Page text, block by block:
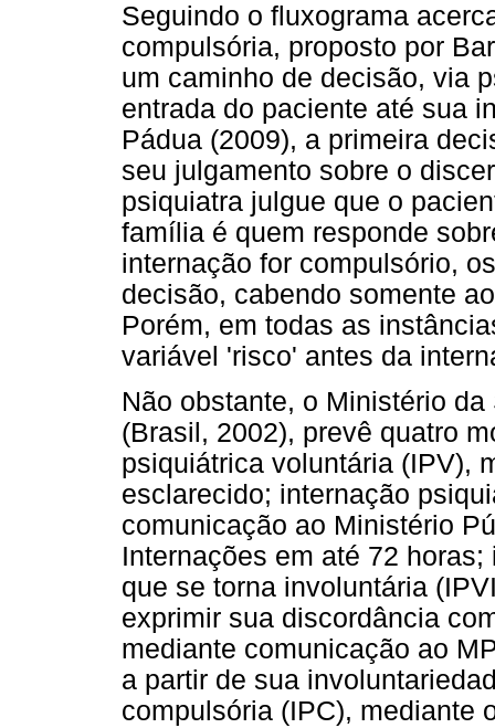
Seguindo o fluxograma
compulsória, proposto por
um caminho de decisão, via
entrada do paciente até sua
Pádua (2009), a primeira
seu julgamento sobre o
psiquiatra julgue que o
família é quem responde
internação for compulsório,
decisão, cabendo somente
Porém, em todas as
variável 'risco' antes da
Não obstante, o Ministério
(Brasil, 2002), prevê quatro
psiquiátrica voluntária (IPV),
esclarecido; internação
comunicação ao Ministério
Internações em até 72
que se torna involuntária
exprimir sua discordância
mediante comunicação ao
a partir de sua
compulsória (IPC), mediante